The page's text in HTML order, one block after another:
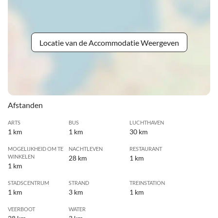
Locatie van de Accommodatie Weergeven
Afstanden
ARTS
1 km
BUS
1 km
LUCHTHAVEN
30 km
MOGELIJKHEID OM TE
WINKELEN
1 km
NACHTLEVEN
28 km
RESTAURANT
1 km
STADSCENTRUM
1 km
STRAND
3 km
TREINSTATION
1 km
VEERBOOT WATER